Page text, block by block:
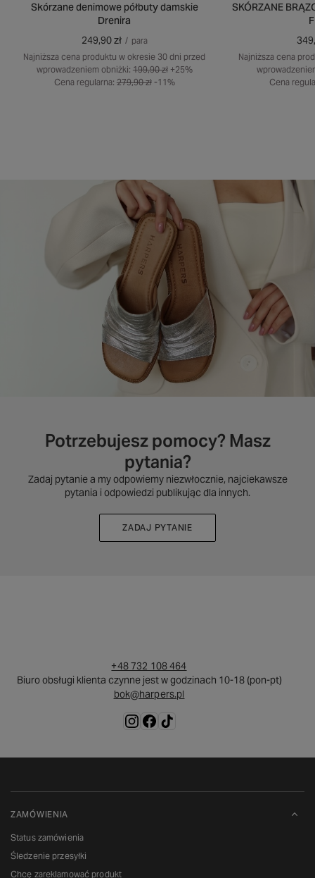
Skórzane denimowe półbuty damskie
Drenira
249,90 zł / para
Najniższa cena produktu w okresie 30 dni przed
wprowadzeniem obniżki: 199,90 zł +25%
Cena regularna: 279,90 zł -11%
SKÓRZANE
Najniższa cena
Cena
Potrzebujesz pomocy? Masz
pytania?
Zadaj pytanie a my odpowiemy niezwłocznie, najciekawsze
pytania i odpowiedzi publikując dla innych.
ZADAJ PYTANIE
+48 732 108 464
Biuro obsługi klienta czynne jest w godzinach 10-18 (pon-pt)
bok@harpers.pl
ZAMÓWIENIA
Status zamówienia
Śledzenie przesyłki
Chcę zareklamować produkt